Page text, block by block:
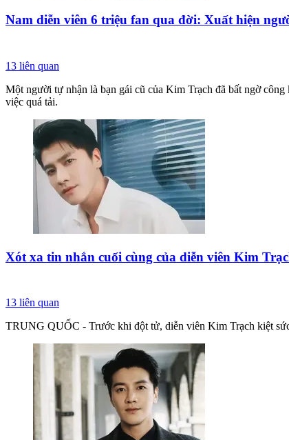
Nam diễn viên 6 triệu fan qua đời: Xuất hiện
13 liên quan
Một người tự nhận là bạn gái cũ của Kim Trạch đã bất ngờ
việc quá tải.
Xót xa tin nhắn cuối cùng của diễn viên Kim
13 liên quan
TRUNG QUỐC - Trước khi đột tử, diễn viên Kim Trạch kiệt